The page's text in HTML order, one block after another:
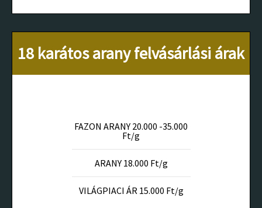
18 karátos arany felvásárlási árak
FAZON ARANY 20.000 -35.000
Ft/g
ARANY 18.000 Ft/g
VILÁGPIACI ÁR 15.000 Ft/g